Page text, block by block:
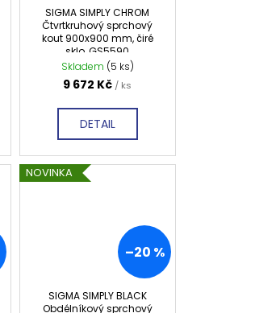
SIGMA SIMPLY CHROM
Čtvrtkruhový sprchový
kout 900x900 mm, čiré
sklo, GS5590
Skladem (5 ks)
9 672 Kč / ks
DETAIL
NOVINKA
–20 %
SIGMA SIMPLY BLACK
Obdélníkový sprchový